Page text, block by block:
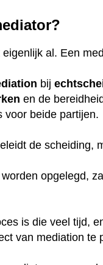
al. Een
bij
en de
voor beide partijen.
de scheiding,
opgelegd,
is die veel tijd,
van mediation te